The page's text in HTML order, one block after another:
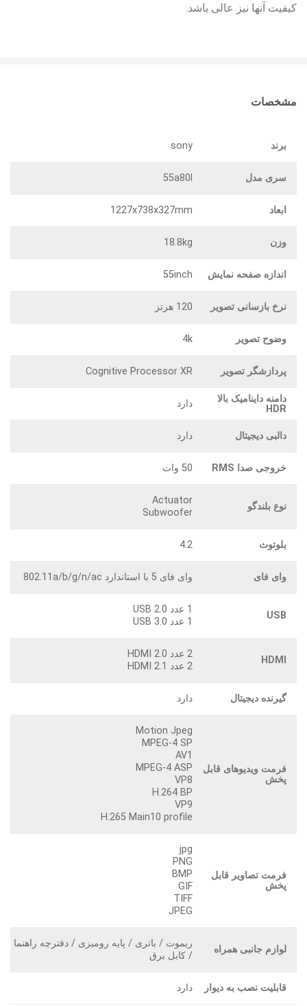
کیفیت آنها نیز عالی باشد.
مشخصات
برند sony
سری مدل 55a80l
ابعاد 1227x738x327mm
وزن 18.8kg
اندازه صفحه نمایش 55inch
نرخ بازسانی تصویر 120 هرتز
وضوح تصویر 4k
پردازشگر تصویر Cognitive Processor XR
دامنه داینامیک بالا
HDR
دارد
دالبی دیجیتال دارد
خروجی صدا RMS 50 وات
نوع بلندگو
Actuator
Subwoofer
بلوتوث 4.2
وای فای وای فای 5 با استاندارد 802.11a/b/g/n/ac
USB
1 عدد USB 2.0
1 عدد USB 3.0
HDMI
2 عدد HDMI 2.0
2 عدد HDMI 2.1
گیرنده دیجیتال دارد
فرمت ویدیوهای قابل
پخش
Motion Jpeg
MPEG-4 SP
AV1
MPEG-4 ASP
VP8
H.264 BP
VP9
H.265 Main10 profile
فرمت تصاویر قابل
پخش
jpg
PNG
BMP
GIF
TIFF
JPEG
لوازم جانبی همراه
ریموت / باتری / پایه رومیزی / دفترچه راهنما
/ کابل برق
قابلیت نصب به دیوار دارد